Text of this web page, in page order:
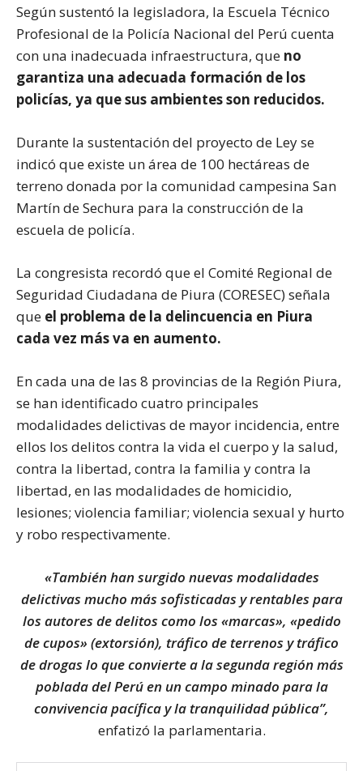
Según sustentó la legisladora, la Escuela Técnico
Profesional de la Policía Nacional del Perú cuenta
con una inadecuada infraestructura, que no
garantiza una adecuada formación de los
policías, ya que sus ambientes son reducidos.
Durante la sustentación del proyecto de Ley se
indicó que existe un área de 100 hectáreas de
terreno donada por la comunidad campesina San
Martín de Sechura para la construcción de la
escuela de policía.
La congresista recordó que el Comité Regional de
Seguridad Ciudadana de Piura (CORESEC) señala
que el problema de la delincuencia en Piura
cada vez más va en aumento.
En cada una de las 8 provincias de la Región Piura,
se han identificado cuatro principales
modalidades delictivas de mayor incidencia, entre
ellos los delitos contra la vida el cuerpo y la salud,
contra la libertad, contra la familia y contra la
libertad, en las modalidades de homicidio,
lesiones; violencia familiar; violencia sexual y hurto
y robo respectivamente.
«También han surgido nuevas modalidades
delictivas mucho más sofisticadas y rentables para
los autores de delitos como los «marcas», «pedido
de cupos» (extorsión), tráfico de terrenos y tráfico
de drogas lo que convierte a la segunda región más
poblada del Perú en un campo minado para la
convivencia pacífica y la tranquilidad pública”,
enfatizó la parlamentaria.